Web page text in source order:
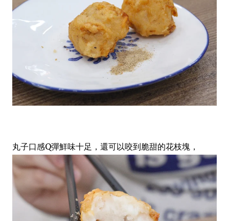
丸子口感Q彈鮮味十足，還可以咬到脆甜的花枝塊，